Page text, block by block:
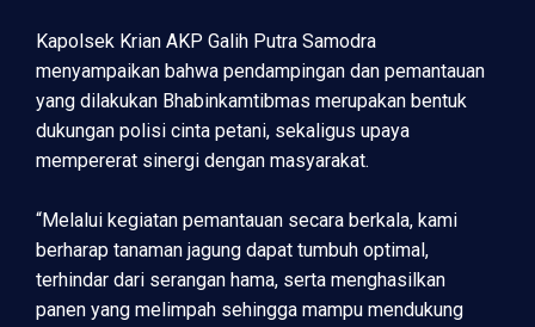
Kapolsek Krian AKP Galih Putra Samodra
menyampaikan bahwa pendampingan dan pemantauan
yang dilakukan Bhabinkamtibmas merupakan bentuk
dukungan polisi cinta petani, sekaligus upaya
mempererat sinergi dengan masyarakat.
“Melalui kegiatan pemantauan secara berkala, kami
berharap tanaman jagung dapat tumbuh optimal,
terhindar dari serangan hama, serta menghasilkan
panen yang melimpah sehingga mampu mendukung